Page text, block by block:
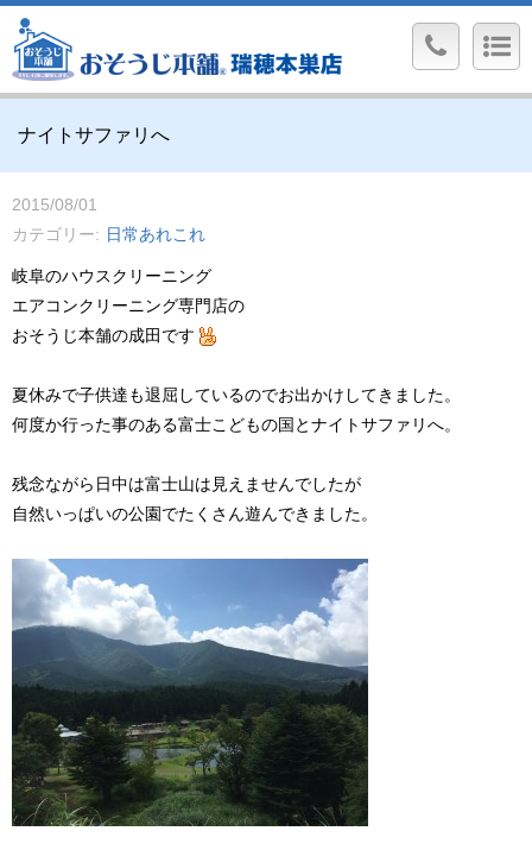
ナイトサファリへ
2015/08/01
カテゴリー
日常あれこれ
岐阜のハウスクリーニング
エアコンクリーニング専門店の
おそうじ本舗の成田です
夏休みで子供達も退屈しているのでお出かけしてきました。
何度か行った事のある富士こどもの国とナイトサファリへ。
残念ながら日中は富士山は見えませんでしたが
自然いっぱいの公園でたくさん遊んできました。